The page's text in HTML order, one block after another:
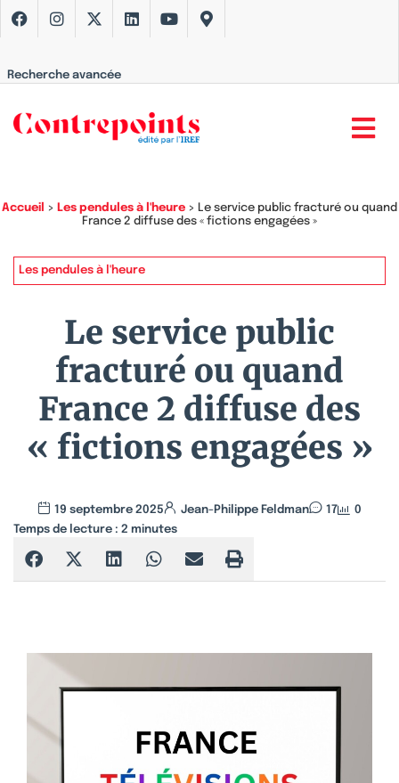
Recherche avancée
Accueil > Les pendules à l'heure > Le service public fracturé ou quand
France 2 diffuse des « fictions engagées »
Les pendules à l'heure
Le service public
fracturé ou quand
France 2 diffuse des
« fictions engagées »
19 septembre 2025 Jean-Philippe Feldman 17
0
Temps de lecture : 2 minutes